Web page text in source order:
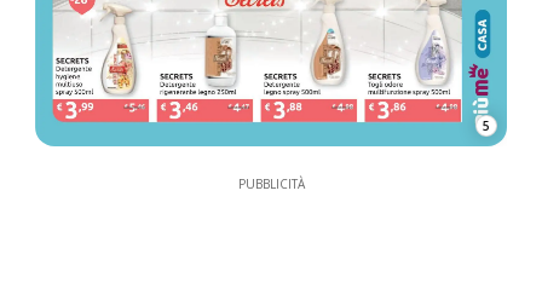
5
PUBBLICITÀ